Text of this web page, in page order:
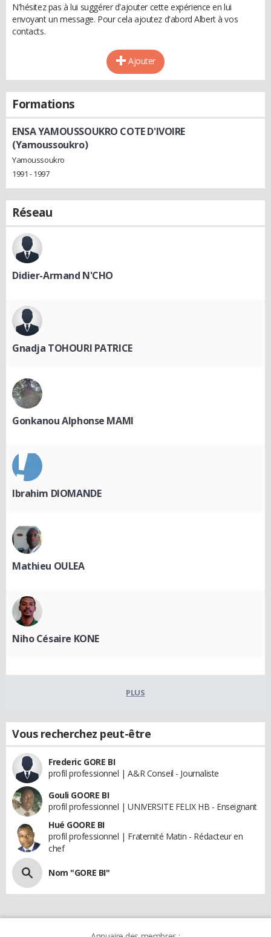
N'hésitez pas à lui suggérer d'ajouter cette expérience en lui
envoyant un message. Pour cela ajoutez d'abord Albert à vos
contacts.
Ajouter
Formations
ENSA YAMOUSSOUKRO COTE D'IVOIRE
(Yamoussoukro)
Yamoussoukro
1991 - 1997
Réseau
Didier-Armand N'CHO
Gnadja TOHOURI PATRICE
Gonkanou Alphonse MAMI
Ibrahim DIOMANDE
Mathieu OULEA
Niho Césaire KONE
PLUS
Vous recherchez peut-être
Frederic GORE BI
profil professionnel | A&R Conseil - Journaliste
Gouli GOORE BI
profil professionnel | UNIVERSITE FELIX HB - Enseignant
Hué GOORE BI
profil professionnel | Fraternité Matin - Rédacteur en
chef
Nom "GORE BI"